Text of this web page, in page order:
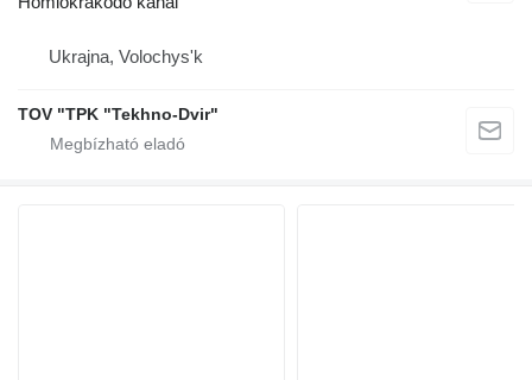
Ukrajna, Volochys'k
TOV "TPK "Tekhno-Dvir"